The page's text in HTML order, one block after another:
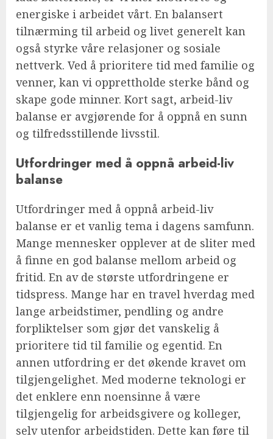
energiske i arbeidet vårt. En balansert
tilnærming til arbeid og livet generelt kan
også styrke våre relasjoner og sosiale
nettverk. Ved å prioritere tid med familie og
venner, kan vi opprettholde sterke bånd og
skape gode minner. Kort sagt, arbeid-liv
balanse er avgjørende for å oppnå en sunn
og tilfredsstillende livsstil.
Utfordringer med å oppnå arbeid-liv
balanse
Utfordringer med å oppnå arbeid-liv
balanse er et vanlig tema i dagens samfunn.
Mange mennesker opplever at de sliter med
å finne en god balanse mellom arbeid og
fritid. En av de største utfordringene er
tidspress. Mange har en travel hverdag med
lange arbeidstimer, pendling og andre
forpliktelser som gjør det vanskelig å
prioritere tid til familie og egentid. En
annen utfordring er det økende kravet om
tilgjengelighet. Med moderne teknologi er
det enklere enn noensinne å være
tilgjengelig for arbeidsgivere og kolleger,
selv utenfor arbeidstiden. Dette kan føre til